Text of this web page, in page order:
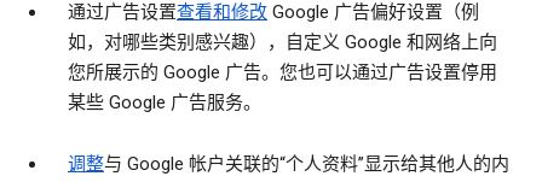
通过广告设置查看和修改 Google 广告偏好设置（例
如，对哪些类别感兴趣），自定义 Google 和网络上向
您所展示的 Google 广告。您也可以通过广告设置停用
某些 Google 广告服务。
调整与 Google 帐户关联的“个人资料”显示给其他人的内